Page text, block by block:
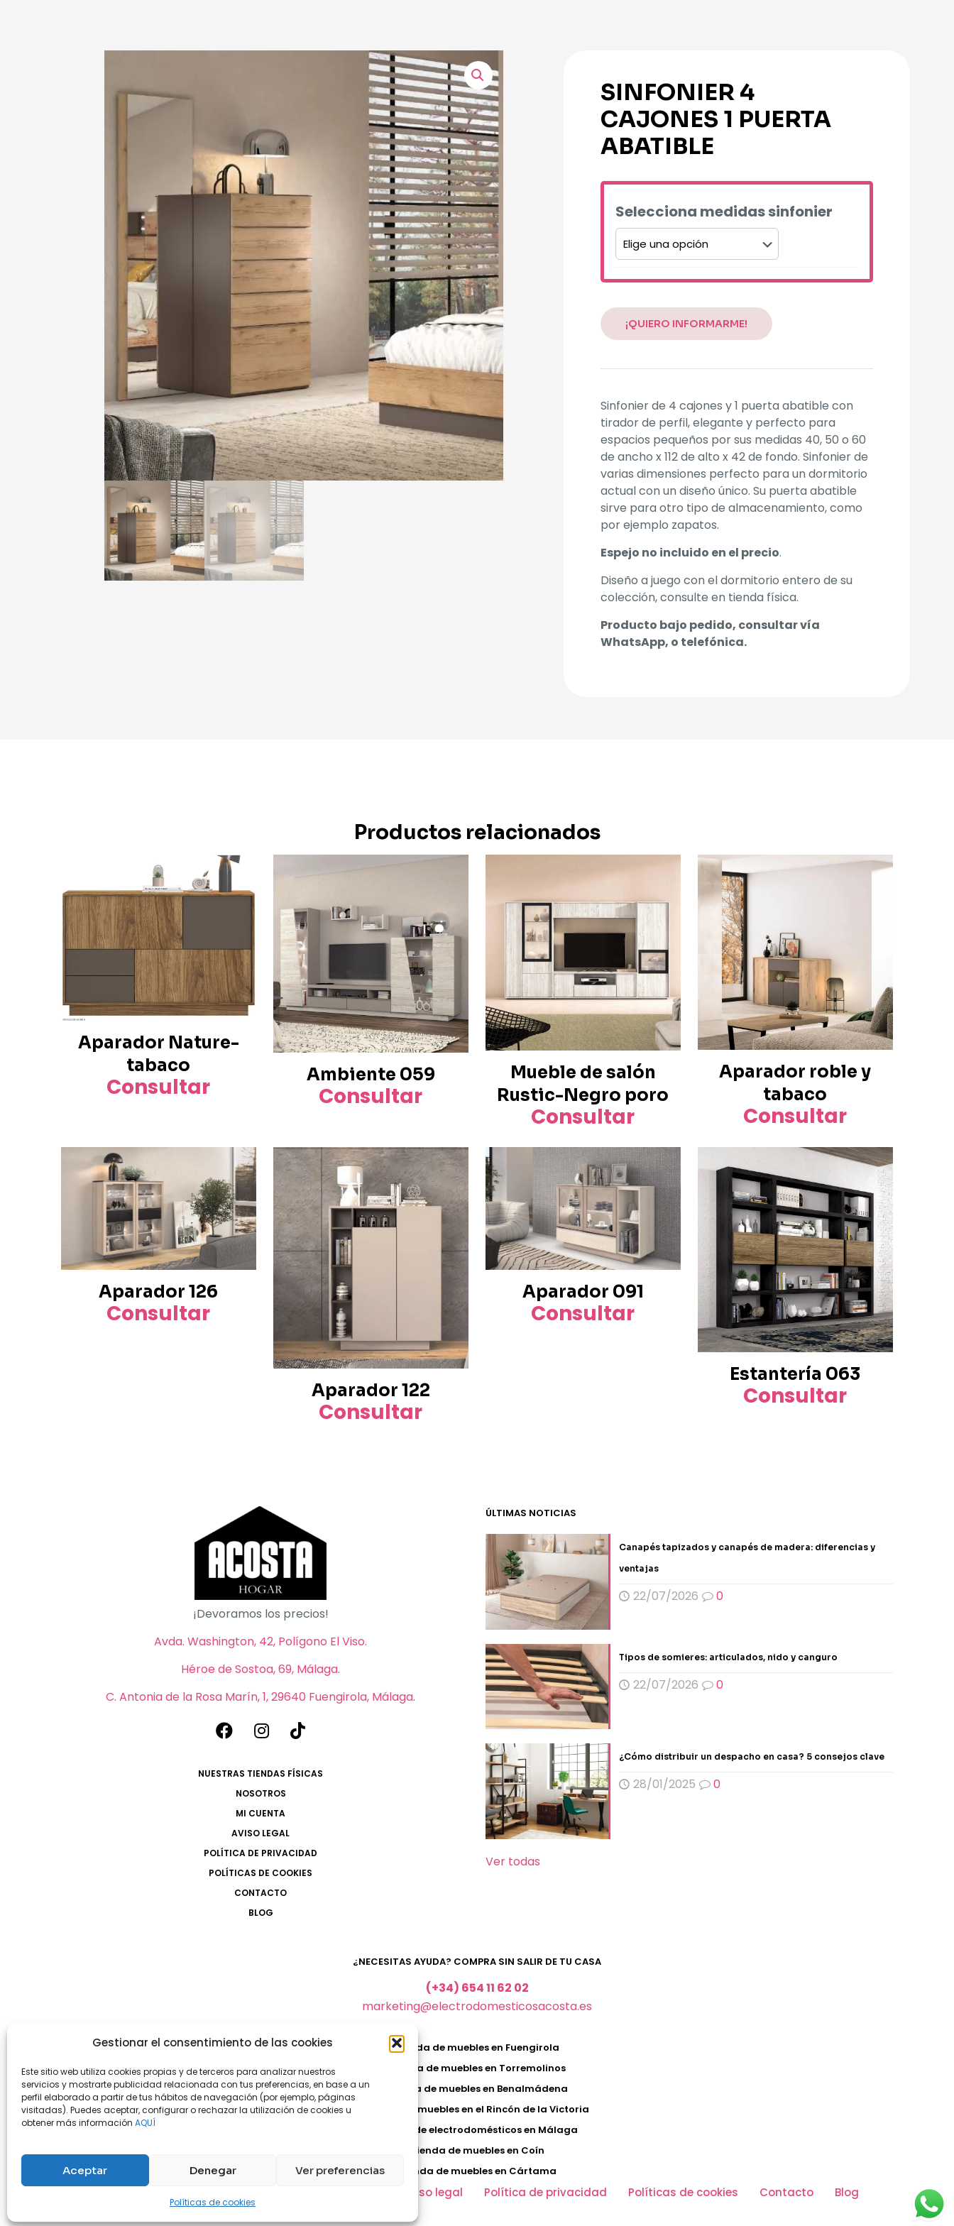
Gestionar el consentimiento de las cookies
Este sitio web utiliza cookies propias y de terceros para analizar nuestros
servicios y mostrarte publicidad relacionada con tus preferencias, en base a un
perfil elaborado a partir de tus hábitos de navegación (por ejemplo, páginas
visitadas). Puedes aceptar, configurar o rechazar la utilización de cookies u
obtener más información AQUÍ
Aceptar Denegar Ver preferencias
Políticas de cookies
SINFONIER 4
CAJONES 1 PUERTA
ABATIBLE
Selecciona medidas sinfonier
¡QUIERO INFORMARME!
Sinfonier de 4 cajones y 1 puerta abatible con
tirador de perfil, elegante y perfecto para
espacios pequeños por sus medidas 40, 50 o 60
de ancho x 112 de alto x 42 de fondo. Sinfonier de
varias dimensiones perfecto para un dormitorio
actual con un diseño único. Su puerta abatible
sirve para otro tipo de almacenamiento, como
por ejemplo zapatos.
Espejo no incluido en el precio.
Diseño a juego con el dormitorio entero de su
colección, consulte en tienda física.
Producto bajo pedido, consultar vía
WhatsApp, o telefónica.
Productos relacionados
Aparador Nature-
tabaco
Consultar Ambiente 059
Consultar
Mueble de salón
Rustic-Negro poro
Consultar
Aparador roble y
tabaco
Consultar
Aparador 126
Consultar
Aparador 122
Consultar
Aparador 091
Consultar
Estantería 063
Consultar
¡Devoramos los precios!
Avda. Washington, 42, Polígono El Viso.
Héroe de Sostoa, 69, Málaga.
C. Antonia de la Rosa Marín, 1, 29640 Fuengirola, Málaga.
NUESTRAS TIENDAS FÍSICAS
NOSOTROS
MI CUENTA
AVISO LEGAL
POLÍTICA DE PRIVACIDAD
POLÍTICAS DE COOKIES
CONTACTO
BLOG
ÚLTIMAS NOTICIAS
Canapés tapizados y canapés de madera: diferencias y
ventajas
22/07/2026 0
Tipos de somieres: articulados, nido y canguro
22/07/2026 0
¿Cómo distribuir un despacho en casa? 5 consejos clave
28/01/2025 0
Ver todas
¿NECESITAS AYUDA? COMPRA SIN SALIR DE TU CASA
(+34) 654 11 62 02
marketing@electrodomesticosacosta.es
Tienda de muebles en Fuengirola
Tienda de muebles en Torremolinos
Tienda de muebles en Benalmádena
Tienda de muebles en el Rincón de la Victoria
Tienda de electrodomésticos en Málaga
Tienda de muebles en Coín
Tienda de muebles en Cártama
Aviso legal Política de privacidad Políticas de cookies Contacto Blog